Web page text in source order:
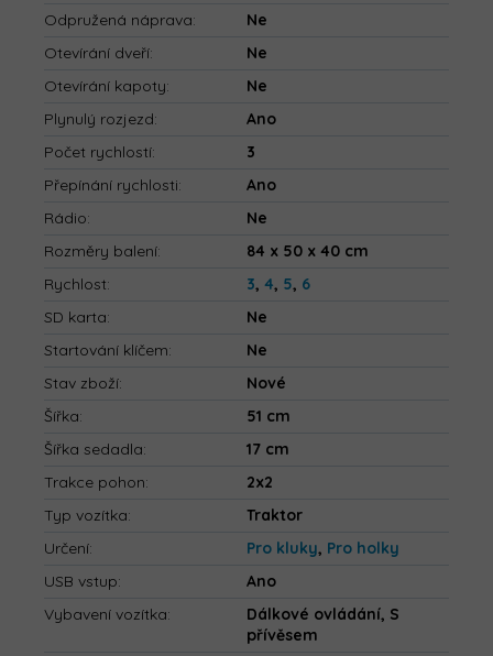
Odpružená náprava:
Ne
Otevírání dveří:
Ne
Otevírání kapoty:
Ne
Plynulý rozjezd:
Ano
Počet rychlostí:
3
Přepínání rychlosti:
Ano
Rádio:
Ne
Rozměry balení:
84 x 50 x 40 cm
Rychlost: 3, 4, 5, 6
SD karta:
Ne
Startování klíčem:
Ne
Stav zboží:
Nové
Šířka:
51 cm
Šířka sedadla:
17 cm
Trakce pohon:
2x2
Typ vozítka:
Traktor
Určení: Pro kluky, Pro holky
USB vstup:
Ano
Vybavení vozítka:
Dálkové ovládání, S
přívěsem